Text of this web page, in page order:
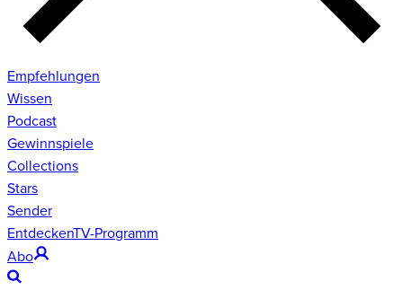
Empfehlungen
Wissen
Podcast
Gewinnspiele
Collections
Stars
Sender
EntdeckenTV-Programm
Abo